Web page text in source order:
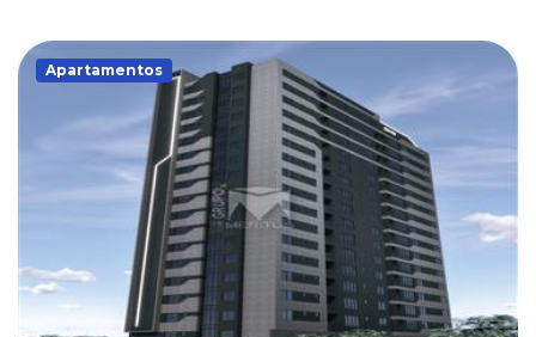
Apartamentos